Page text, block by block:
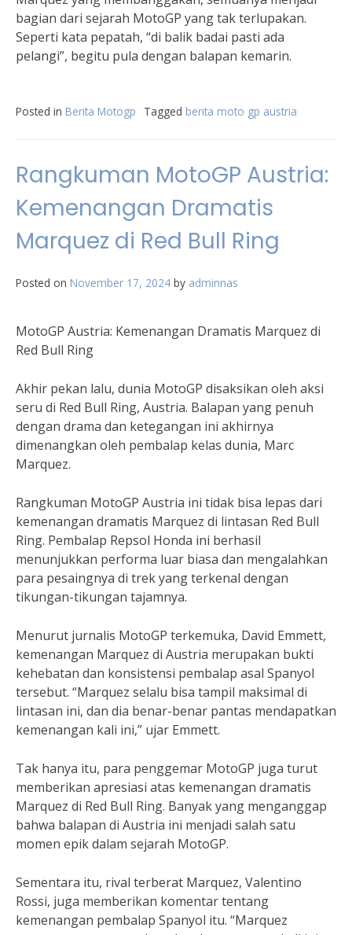
bagian dari sejarah MotoGP yang tak terlupakan.
Seperti kata pepatah, “di balik badai pasti ada
pelangi”, begitu pula dengan balapan kemarin.
Posted in Berita Motogp Tagged berita moto gp austria
Rangkuman MotoGP Austria:
Kemenangan Dramatis
Marquez di Red Bull Ring
Posted on November 17, 2024 by adminnas
MotoGP Austria: Kemenangan Dramatis Marquez di
Red Bull Ring
Akhir pekan lalu, dunia MotoGP disaksikan oleh aksi
seru di Red Bull Ring, Austria. Balapan yang penuh
dengan drama dan ketegangan ini akhirnya
dimenangkan oleh pembalap kelas dunia, Marc
Marquez.
Rangkuman MotoGP Austria ini tidak bisa lepas dari
kemenangan dramatis Marquez di lintasan Red Bull
Ring. Pembalap Repsol Honda ini berhasil
menunjukkan performa luar biasa dan mengalahkan
para pesaingnya di trek yang terkenal dengan
tikungan-tikungan tajamnya.
Menurut jurnalis MotoGP terkemuka, David Emmett,
kemenangan Marquez di Austria merupakan bukti
kehebatan dan konsistensi pembalap asal Spanyol
tersebut. “Marquez selalu bisa tampil maksimal di
lintasan ini, dan dia benar-benar pantas mendapatkan
kemenangan kali ini,” ujar Emmett.
Tak hanya itu, para penggemar MotoGP juga turut
memberikan apresiasi atas kemenangan dramatis
Marquez di Red Bull Ring. Banyak yang menganggap
bahwa balapan di Austria ini menjadi salah satu
momen epik dalam sejarah MotoGP.
Sementara itu, rival terberat Marquez, Valentino
Rossi, juga memberikan komentar tentang
kemenangan pembalap Spanyol itu. “Marquez